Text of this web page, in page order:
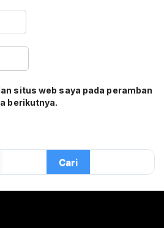
situs web saya pada peramban
berikutnya.